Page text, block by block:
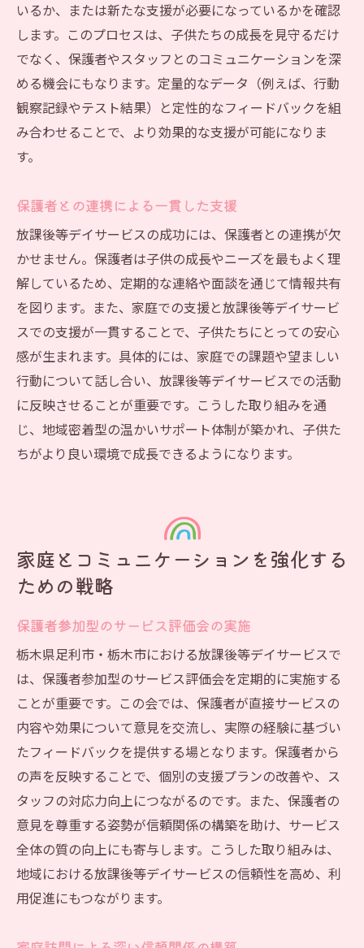
いるか、または新たな支援が必要になっているかを確認
します。このプロセスは、子供たちの成長を見守るだけ
でなく、保護者やスタッフとのコミュニケーションを深
める機会にもなります。定量的なデータ（例えば、行動
観察記録やテスト結果）と定性的なフィードバックを組
み合わせることで、より効果的な支援が可能になりま
す。
保護者との連携による一貫した支援
放課後等デイサービスの成功には、保護者との連携が欠
かせません。保護者は子供の成長やニーズを最もよく理
解しているため、定期的な連絡や面談を通じて情報共有
を図ります。また、家庭での支援と放課後等デイサービ
スでの支援が一貫することで、子供たちにとっての安心
感が生まれます。具体的には、家庭での課題や望ましい
行動について話し合い、放課後等デイサービスでの活動
に反映させることが重要です。こうした取り組みを通
じ、地域密着型の温かいサポート体制が築かれ、子供た
ちがより良い環境で成長できるようになります。
家庭とコミュニケーションを強化する
ための戦略
保護者参加型のサービス評価会の実施
栃木県足利市・栃木市における放課後等デイサービスで
は、保護者参加型のサービス評価会を定期的に実施する
ことが重要です。この会では、保護者が直接サービスの
内容や効果について意見を交流し、実際の経験に基づい
たフィードバックを提供する場となります。保護者から
の声を反映することで、個別の支援プランの改善や、ス
タッフの対応力向上につながるのです。また、保護者の
意見を尊重する姿勢が信頼関係の構築を助け、サービス
全体の質の向上にも寄与します。こうした取り組みは、
地域における放課後等デイサービスの信頼性を高め、利
用促進にもつながります。